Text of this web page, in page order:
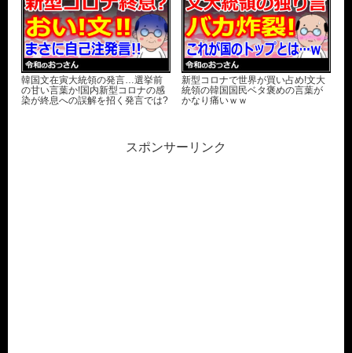
韓国文在寅大統領の発言…選挙前
の甘い言葉か!国内新型コロナの感
染が終息への誤解を招く発言では?
新型コロナで世界が買い占め!文大
統領の韓国国民ベタ褒めの言葉が
かなり痛いｗｗ
スポンサーリンク